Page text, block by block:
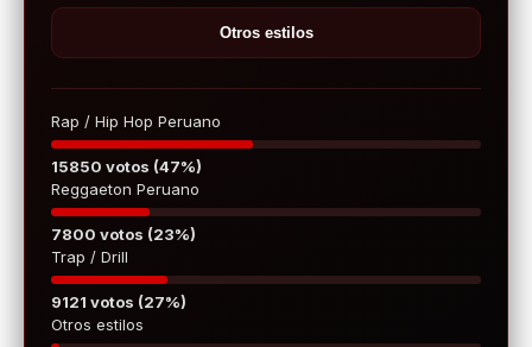
Otros estilos
Rap / Hip Hop Peruano
15850 votos (47%)
Reggaeton Peruano
7800 votos (23%)
Trap / Drill
9121 votos (27%)
Otros estilos